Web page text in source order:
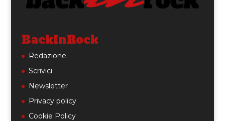
BackInRock
Redazione
Scrivici
Newsletter
Privacy policy
Cookie Policy